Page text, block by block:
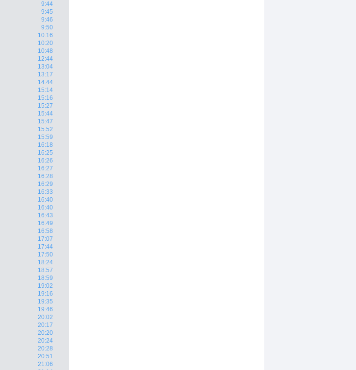
9:44
9:45
9:46
9:50
10:16
10:20
10:48
12:44
13:04
13:17
14:44
15:14
15:16
15:27
15:44
15:47
15:52
15:59
16:18
16:25
16:26
16:27
16:28
16:29
16:33
16:40
16:40
16:43
16:49
16:58
17:07
17:44
17:50
18:24
18:57
18:59
19:02
19:16
19:35
19:46
20:02
20:17
20:20
20:24
20:28
20:51
21:06